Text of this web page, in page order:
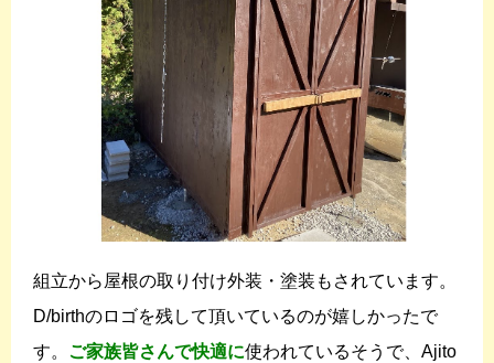
組立から屋根の取り付け外装・塗装もされています。
D/birthのロゴを残して頂いているのが嬉しかったで
す。 ご家族皆さんで快適に使われているそうで、Ajito